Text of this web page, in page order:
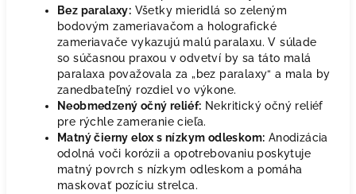
Bez paralaxy: Všetky mieridlá so zeleným
bodovým zameriavačom a holografické
zameriavače vykazujú malú paralaxu. V súlade
so súčasnou praxou v odvetví by sa táto malá
paralaxa považovala za „bez paralaxy“ a mala by
zanedbateľný rozdiel vo výkone.
Neobmedzený očný reliéf: Nekritický očný reliéf
pre rýchle zameranie cieľa.
Matný čierny elox s nízkym odleskom: Anodizácia
odolná voči korózii a opotrebovaniu poskytuje
matný povrch s nízkym odleskom a pomáha
maskovať pozíciu strelca.